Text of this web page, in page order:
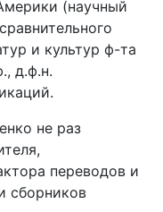
(научный
и культур ф-та
д.ф.н.
не раз
переводов и
сборников